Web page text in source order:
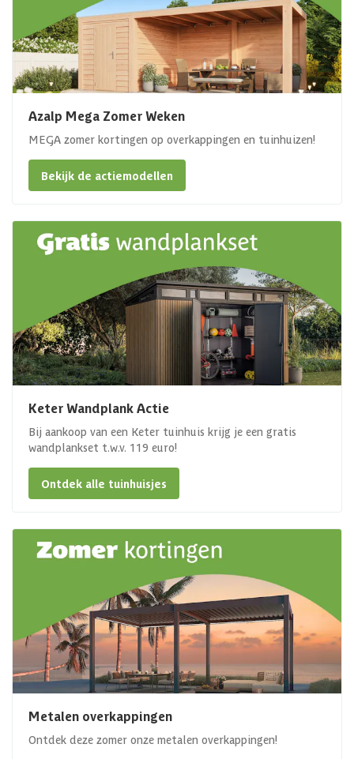
Azalp Mega Zomer Weken
MEGA zomer kortingen op overkappingen en tuinhuizen!
Bekijk de actiemodellen
Keter Wandplank Actie
Bij aankoop van een Keter tuinhuis krijg je een gratis
wandplankset t.w.v. 119 euro!
Ontdek alle tuinhuisjes
Metalen overkappingen
Ontdek deze zomer onze metalen overkappingen!